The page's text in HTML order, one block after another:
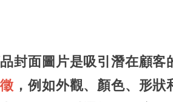
封面圖片是吸引潛在顧
，例如外觀、顏色、形